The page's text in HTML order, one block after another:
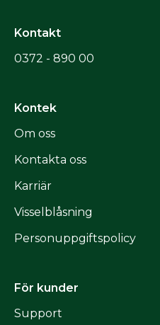
Kontakt
0372 - 890 00
Kontek
Om oss
Kontakta oss
Karriär
Visselblåsning
Personuppgiftspolicy
För kunder
Support